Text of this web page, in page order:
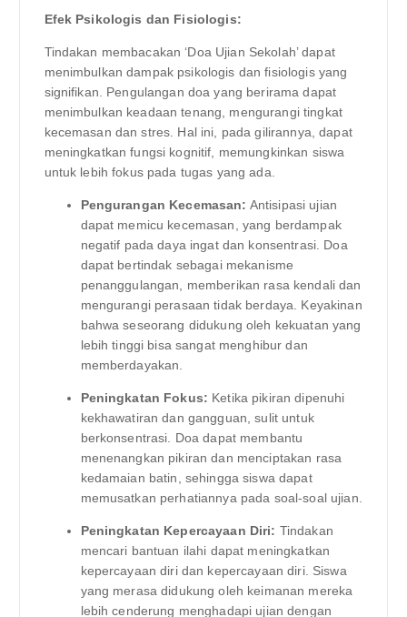
Efek Psikologis dan Fisiologis:
Tindakan membacakan ‘Doa Ujian Sekolah’ dapat
menimbulkan dampak psikologis dan fisiologis yang
signifikan. Pengulangan doa yang berirama dapat
menimbulkan keadaan tenang, mengurangi tingkat
kecemasan dan stres. Hal ini, pada gilirannya, dapat
meningkatkan fungsi kognitif, memungkinkan siswa
untuk lebih fokus pada tugas yang ada.
Pengurangan Kecemasan: Antisipasi ujian
dapat memicu kecemasan, yang berdampak
negatif pada daya ingat dan konsentrasi. Doa
dapat bertindak sebagai mekanisme
penanggulangan, memberikan rasa kendali dan
mengurangi perasaan tidak berdaya. Keyakinan
bahwa seseorang didukung oleh kekuatan yang
lebih tinggi bisa sangat menghibur dan
memberdayakan.
Peningkatan Fokus: Ketika pikiran dipenuhi
kekhawatiran dan gangguan, sulit untuk
berkonsentrasi. Doa dapat membantu
menenangkan pikiran dan menciptakan rasa
kedamaian batin, sehingga siswa dapat
memusatkan perhatiannya pada soal-soal ujian.
Peningkatan Kepercayaan Diri: Tindakan
mencari bantuan ilahi dapat meningkatkan
kepercayaan diri dan kepercayaan diri. Siswa
yang merasa didukung oleh keimanan mereka
lebih cenderung menghadapi ujian dengan